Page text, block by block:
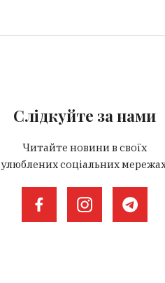
Слідкуйте за нами
Читайте новини в своїх
улюблених соціальних